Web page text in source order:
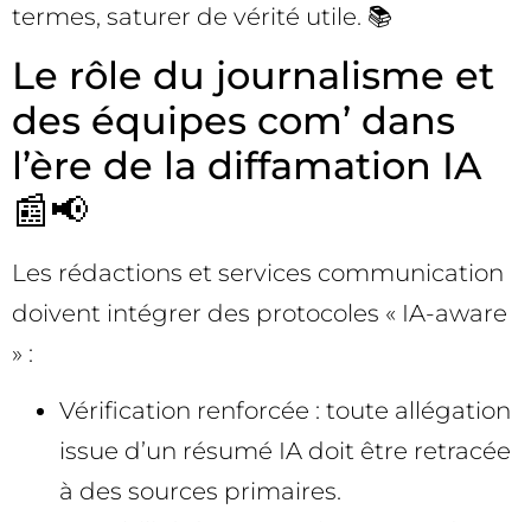
termes, saturer de vérité utile. 📚
Le rôle du journalisme et
des équipes com’ dans
l’ère de la diffamation IA
📰📢
Les rédactions et services communication
doivent intégrer des protocoles « IA-aware
» :
Vérification renforcée : toute allégation
issue d’un résumé IA doit être retracée
à des sources primaires.